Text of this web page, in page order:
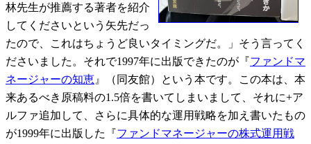
林先生が推薦する著者を紹介
してくださいという矢先だっ
たので、これはちょうど良いタイミングだ。」そう言ってく
ださいました。それで1997年に出版できたのが『ファンドマ
ネージャーの知恵 』（同友館）という本です。この本は、本
来あるべき原稿料の1.5倍を書いてしまいまして、それに+ア
ルファ追加して、さらに具体的な運用戦略を加え書いたもの
が1999年に出版した『ファンドマネージャーの株式運用戦